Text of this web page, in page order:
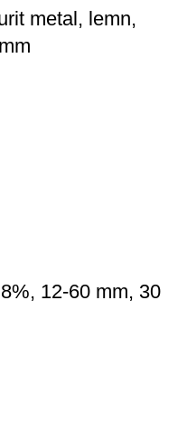
metal, lemn,
12-60 mm, 30